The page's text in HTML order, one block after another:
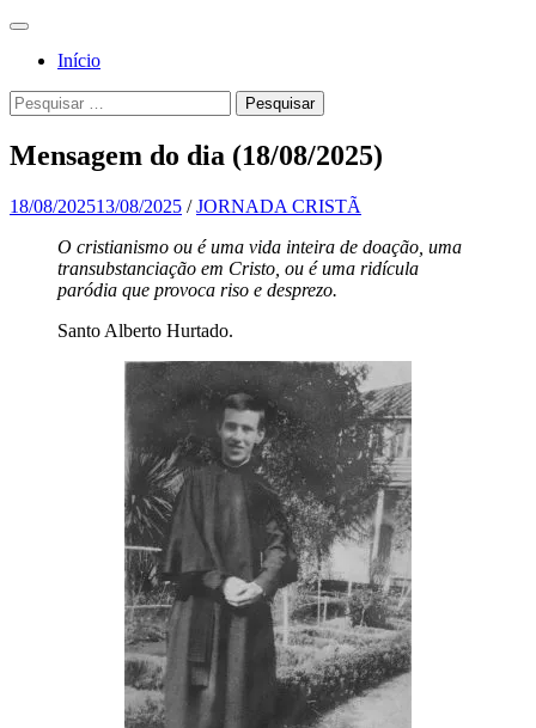
Jornada
Cristã
Para a
Deus, em
comunhão
Santa
Igreja
Católica
Apostólica
Romana
Menu
Início
Pesquisa
Pesquisar
por:
Mensagem do dia (18/08/2025)
18/08/202513/08/2025 /JORNADA CRISTÃ
O cristianismo ou é uma vida inteira de doação, uma
transubstanciação em Cristo, ou é uma ridícula
paródia que provoca riso e desprezo.
Santo Alberto Hurtado.